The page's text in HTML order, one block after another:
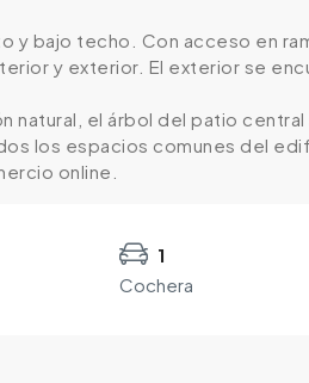
bajo techo. Con acceso en
y exterior. El exterior se
el árbol del patio
los espacios comunes del
online.
1
Cochera